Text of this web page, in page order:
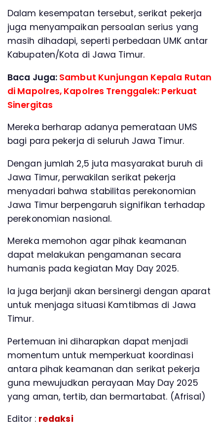
Dalam kesempatan tersebut, serikat pekerja
juga menyampaikan persoalan serius yang
masih dihadapi, seperti perbedaan UMK antar
Kabupaten/Kota di Jawa Timur.
Baca Juga: Sambut Kunjungan Kepala Rutan
di Mapolres, Kapolres Trenggalek: Perkuat
Sinergitas
Mereka berharap adanya pemerataan UMS
bagi para pekerja di seluruh Jawa Timur.
Dengan jumlah 2,5 juta masyarakat buruh di
Jawa Timur, perwakilan serikat pekerja
menyadari bahwa stabilitas perekonomian
Jawa Timur berpengaruh signifikan terhadap
perekonomian nasional.
Mereka memohon agar pihak keamanan
dapat melakukan pengamanan secara
humanis pada kegiatan May Day 2025.
Ia juga berjanji akan bersinergi dengan aparat
untuk menjaga situasi Kamtibmas di Jawa
Timur.
Pertemuan ini diharapkan dapat menjadi
momentum untuk memperkuat koordinasi
antara pihak keamanan dan serikat pekerja
guna mewujudkan perayaan May Day 2025
yang aman, tertib, dan bermartabat. (Afrisal)
Editor : redaksi